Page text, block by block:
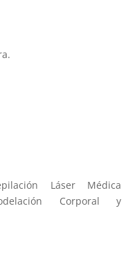
Láser Médica
Corporal y